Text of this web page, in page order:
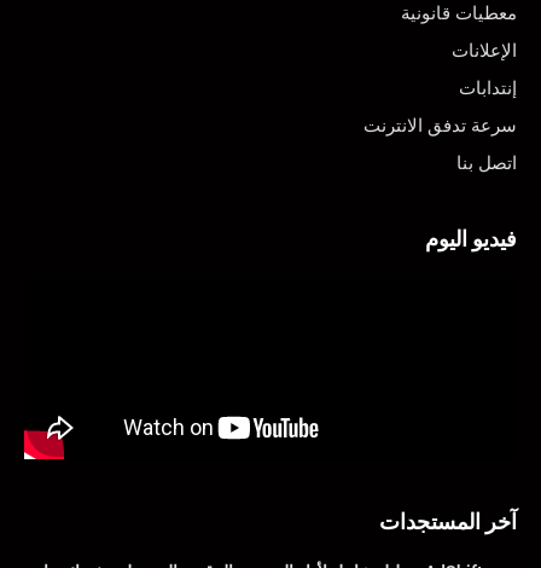
معطيات قانونية
الإعلانات
إنتدابات
سرعة تدفق الانترنت
اتصل بنا
فيديو اليوم
آخر المستجدات